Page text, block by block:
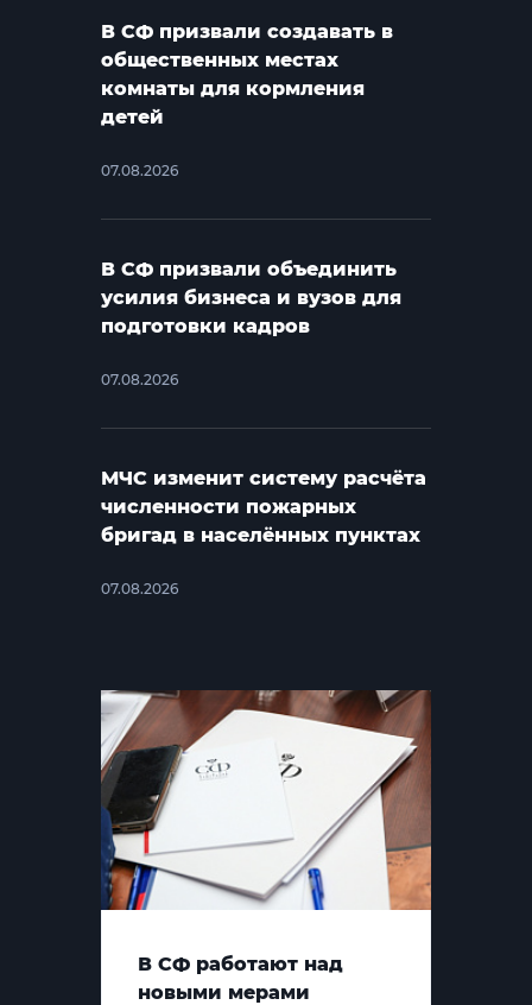
В СФ призвали создавать в
общественных местах
комнаты для кормления
детей
07.08.2026
В СФ призвали объединить
усилия бизнеса и вузов для
подготовки кадров
07.08.2026
МЧС изменит систему расчёта
численности пожарных
бригад в населённых пунктах
07.08.2026
В СФ работают над
новыми мерами